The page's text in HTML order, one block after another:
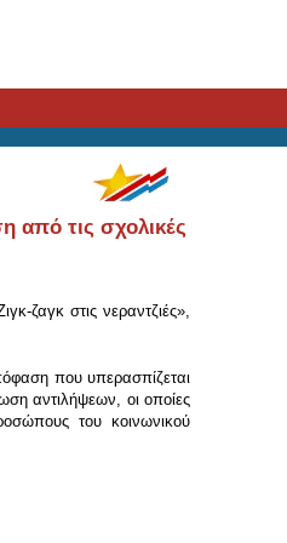
τις σχολικές
ζαγκ στις νεραντζιές»,
που υπερασπίζεται
αντιλήψεων, οι οποίες
του κοινωνικού